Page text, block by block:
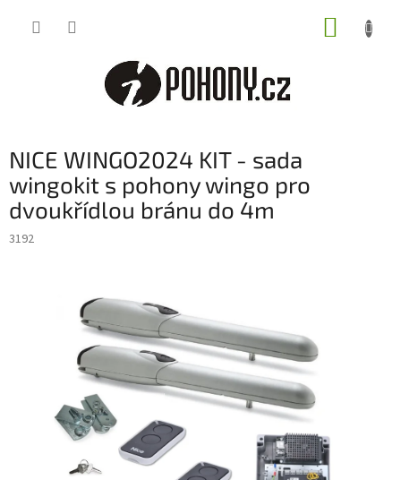
NICE WINGO2024 KIT - sada
wingokit s pohony wingo pro
dvoukřídlou bránu do 4m
3192